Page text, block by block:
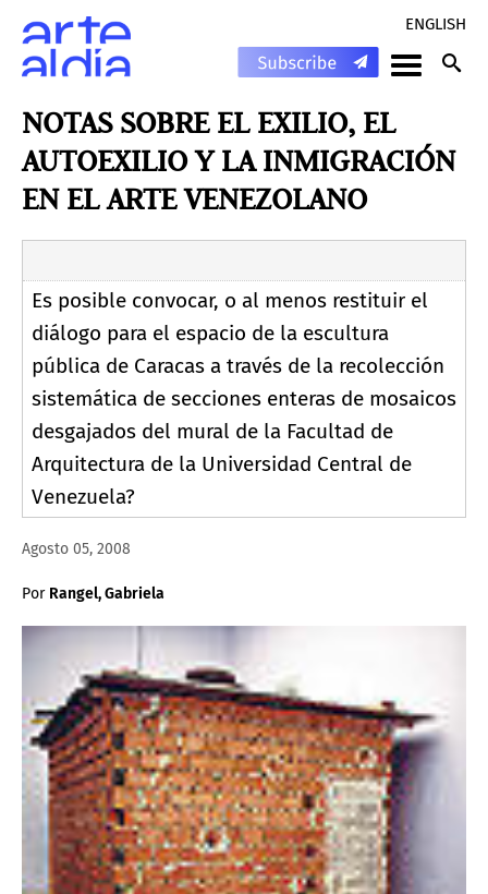
ENGLISH
NOTAS SOBRE EL EXILIO, EL
AUTOEXILIO Y LA INMIGRACIÓN
EN EL ARTE VENEZOLANO
Es posible convocar, o al menos restituir el
diálogo para el espacio de la escultura
pública de Caracas a través de la recolección
sistemática de secciones enteras de mosaicos
desgajados del mural de la Facultad de
Arquitectura de la Universidad Central de
Venezuela?
Agosto 05, 2008
Por Rangel, Gabriela